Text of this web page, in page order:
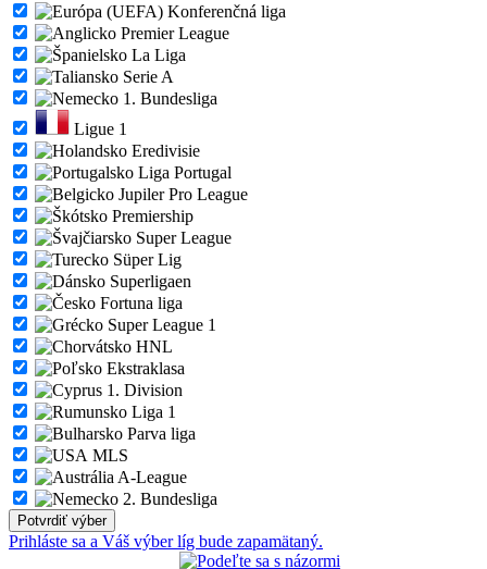
Konferenčná liga
Premier League
La Liga
Serie A
1. Bundesliga
Ligue 1
Eredivisie
Liga Portugal
Jupiler Pro League
Premiership
Super League
Süper Lig
Superligaen
Fortuna liga
Super League 1
HNL
Ekstraklasa
1. Division
Liga 1
Parva liga
MLS
A-League
2. Bundesliga
Prihláste sa a Váš výber líg bude zapamätaný.